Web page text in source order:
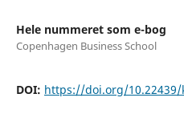
Hele nummeret som e-bog
Copenhagen Business School
DOI: https://doi.org/10.22439/